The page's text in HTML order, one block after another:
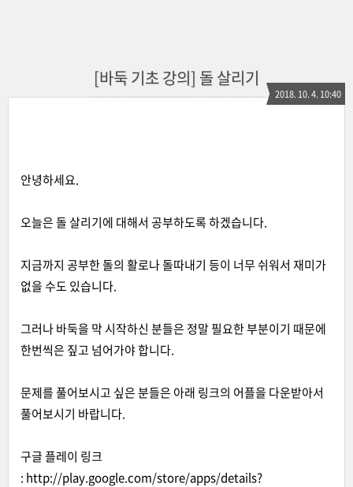
[바둑 기초 강의] 돌 살리기
2018. 10. 4. 10:40
안녕하세요.
오늘은 돌 살리기에 대해서 공부하도록 하겠습니다.
지금까지 공부한 돌의 활로나 돌따내기 등이 너무 쉬워서 재미가
없을 수도 있습니다.
그러나 바둑을 막 시작하신 분들은 정말 필요한 부분이기 때문에
한번씩은 짚고 넘어가야 합니다.
문제를 풀어보시고 싶은 분들은 아래 링크의 어플을 다운받아서
풀어보시기 바랍니다.
구글 플레이 링크
: http://play.google.com/store/apps/details?